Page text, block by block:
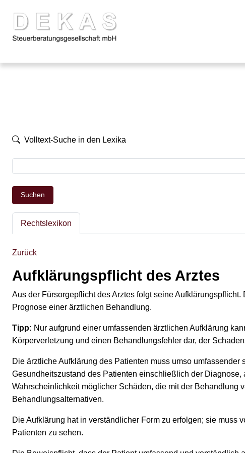
Volltext-Suche in den Lexika
Suchen
Rechtslexikon
Zurück
Aufklärungspflicht des Arztes
Aus der Fürsorgepflicht des Arztes folgt seine
Prognose einer ärztlichen Behandlung.
Tipp: Nur aufgrund einer umfassenden ärztlichen Aufklärung
Körperverletzung und einen Behandlungsfehler dar, der
Die ärztliche Aufklärung des Patienten muss umso
Gesundheitszustand des Patienten einschließlich der
Wahrscheinlichkeit möglicher Schäden, die mit der Behandlung
Behandlungsalternativen.
Die Aufklärung hat in verständlicher Form zu erfolgen; sie
Patienten zu sehen.